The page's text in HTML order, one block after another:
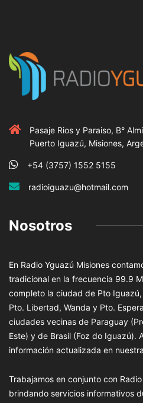
Pasaje Rios y Paraiso, B°
Puerto Iguazú, Misiones,
+54 (3757) 1552 5155
radioiguazu@hotmail.com
Nosotros
En Radio Yguazú Misiones
tradicional en la frecuencia 99.9
completo la ciudad de Pto
Pto. Libertad, Wanda y Pto.
ciudades vecinas de Paraguay
Este) y de Brasil (Foz do Iguazú).
información actualizada en
Trabajamos en conjunto con
brindando servicios informativos